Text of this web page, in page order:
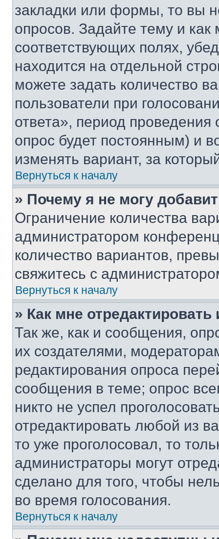
закладки или формы, то вы
опросов. Задайте тему и
соответствующих полях,
находится на отдельной
можете задать количество
пользователи при
ответа», период проведения
опрос будет постоянным) и
изменять вариант, за
Вернуться к началу
» Почему я не могу
Ограничение количества
администратором
количество вариантов,
свяжитесь с
Вернуться к началу
» Как мне
Так же, как и сообщения,
их создателями,
редактирования опроса
сообщения в теме; опрос
никто не успел
отредактировать любой из
то уже проголосовал, то
администраторы могут
сделано для того, чтобы
во время голосования.
Вернуться к началу